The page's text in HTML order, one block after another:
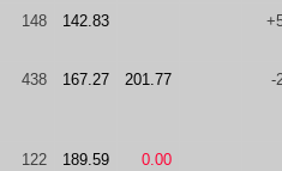
148 142.83
438 167.27 201.77 -
122 189.59 0.00